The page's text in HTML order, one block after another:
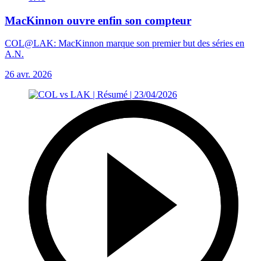
MacKinnon ouvre enfin son compteur
COL@LAK: MacKinnon marque son premier but des séries en
A.N.
26 avr. 2026